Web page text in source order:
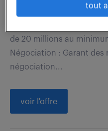
de 20 millions au
Négociation : Garant des
négociation...
voir l'offre
tout